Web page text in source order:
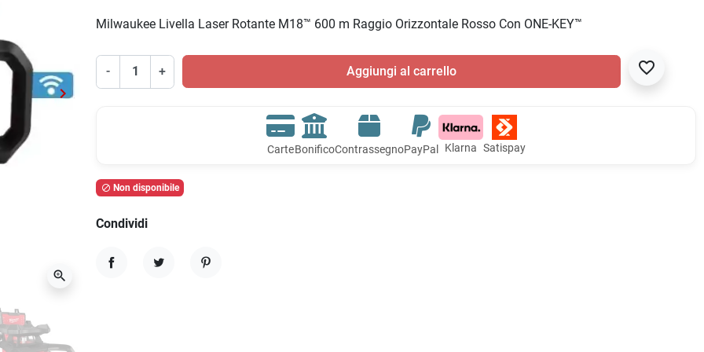
Successivo
keyboard_arrow_right
zoom_in
Milwaukee Livella Laser Rotante M18™ 600 m Raggio Orizzontale Rosso Con ONE-KEY™
- + Aggiungi al carrello favorite_border
CarteBonificoContrassegnoPayPal Klarna Satispay
 Non disponibile
Condividi